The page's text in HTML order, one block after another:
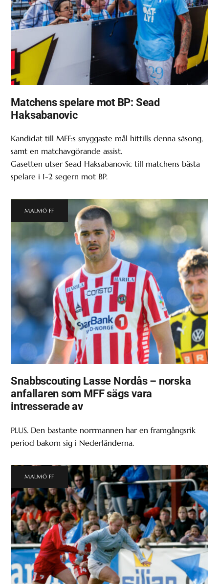
Matchens spelare mot BP: Sead
Haksabanovic
Kandidat till MFF:s snyggaste mål hittills denna säsong,
samt en matchavgörande assist.
Gasetten utser Sead Haksabanovic till matchens bästa
spelare i 1-2 segern mot BP.
MALMÖ FF
Snabbscouting Lasse Nordås – norska
anfallaren som MFF sägs vara
intresserade av
PLUS. Den bastante norrmannen har en framgångsrik
period bakom sig i Nederländerna.
MALMÖ FF